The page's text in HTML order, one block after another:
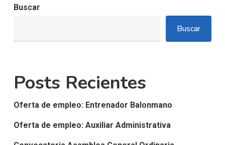
Buscar
Buscar
Posts Recientes
Oferta de empleo: Entrenador Balonmano
Oferta de empleo: Auxiliar Administrativa